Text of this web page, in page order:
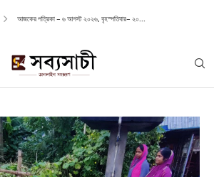
আজকের পত্রিকা – ৫ আগস্ট ২০২৬, বুধবার– ১৯শ্রাবণ...